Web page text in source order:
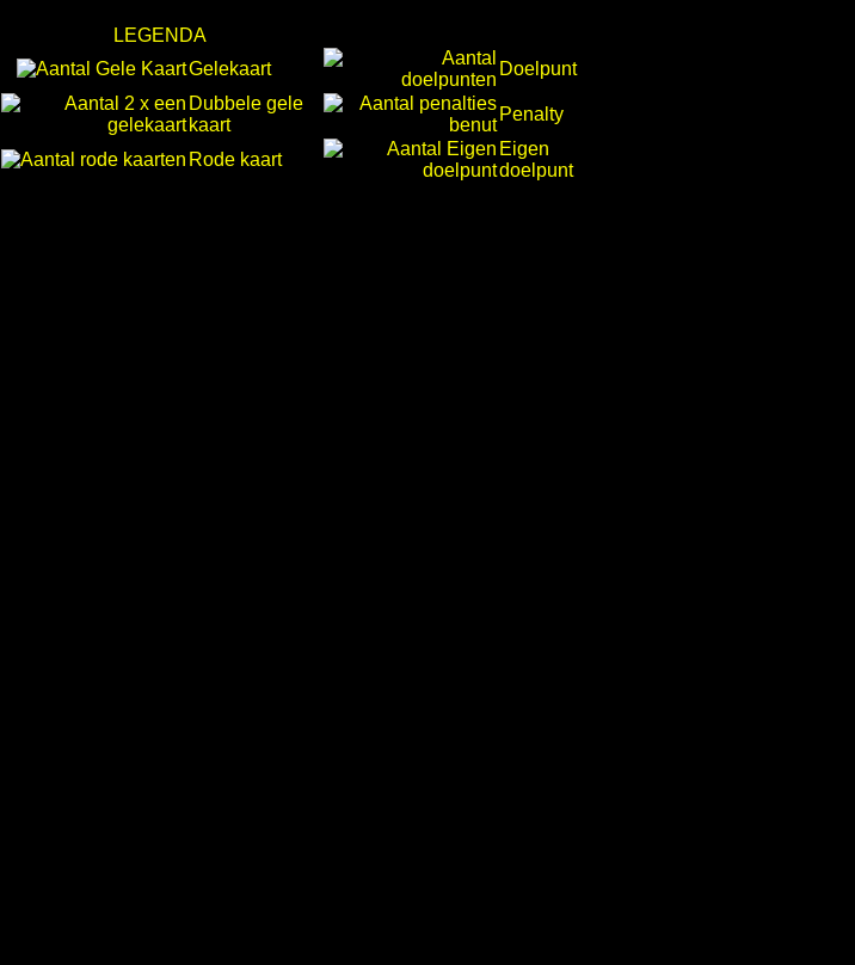
LEGENDA
Gelekaart Doelpunt
Dubbele gele
kaart
Penalty
Rode kaart
Eigen
doelpunt